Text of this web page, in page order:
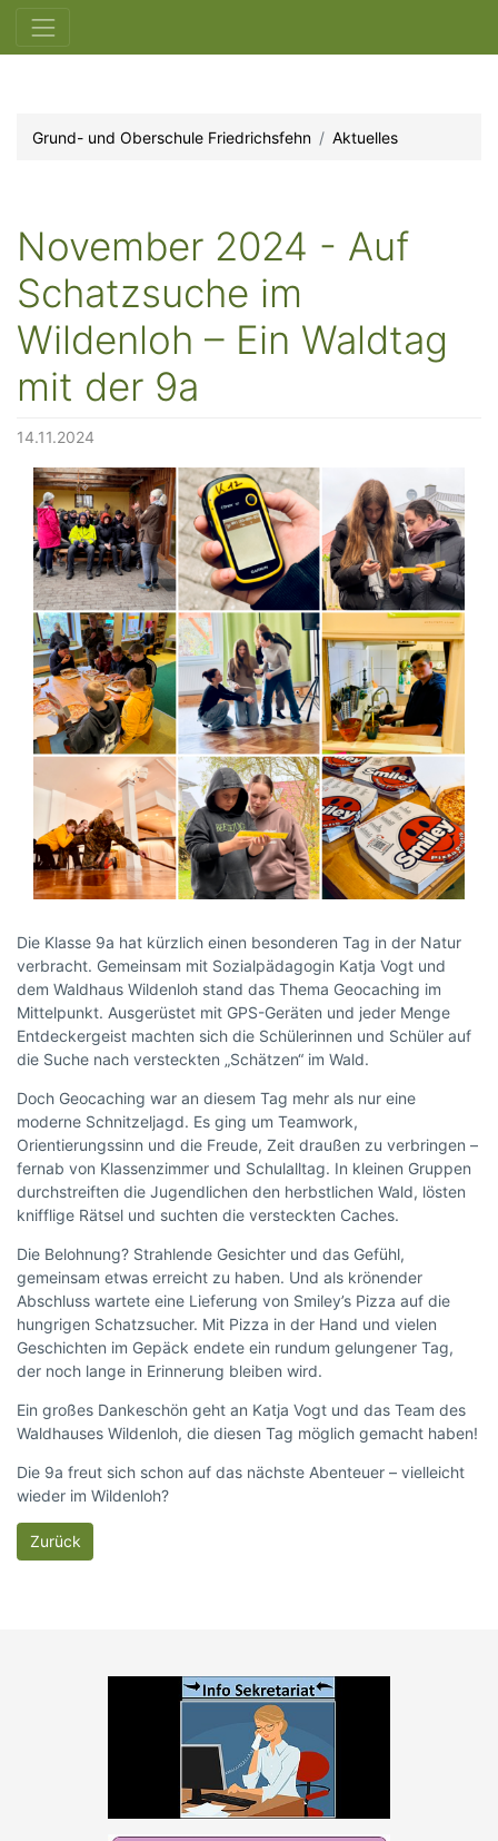
Grund- und Oberschule Friedrichsfehn Aktuelles
November 2024 - Auf
Schatzsuche im
Wildenloh – Ein Waldtag
mit der 9a
14.11.2024
Die Klasse 9a hat kürzlich einen besonderen Tag in der Natur
verbracht. Gemeinsam mit Sozialpädagogin Katja Vogt und
dem Waldhaus Wildenloh stand das Thema Geocaching im
Mittelpunkt. Ausgerüstet mit GPS-Geräten und jeder Menge
Entdeckergeist machten sich die Schülerinnen und Schüler auf
die Suche nach versteckten „Schätzen“ im Wald.
Doch Geocaching war an diesem Tag mehr als nur eine
moderne Schnitzeljagd. Es ging um Teamwork,
Orientierungssinn und die Freude, Zeit draußen zu verbringen –
fernab von Klassenzimmer und Schulalltag. In kleinen Gruppen
durchstreiften die Jugendlichen den herbstlichen Wald, lösten
knifflige Rätsel und suchten die versteckten Caches.
Die Belohnung? Strahlende Gesichter und das Gefühl,
gemeinsam etwas erreicht zu haben. Und als krönender
Abschluss wartete eine Lieferung von Smiley’s Pizza auf die
hungrigen Schatzsucher. Mit Pizza in der Hand und vielen
Geschichten im Gepäck endete ein rundum gelungener Tag,
der noch lange in Erinnerung bleiben wird.
Ein großes Dankeschön geht an Katja Vogt und das Team des
Waldhauses Wildenloh, die diesen Tag möglich gemacht haben!
Die 9a freut sich schon auf das nächste Abenteuer – vielleicht
wieder im Wildenloh?
Zurück